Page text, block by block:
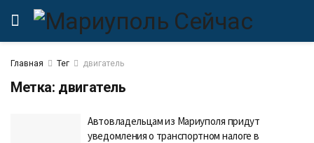
Главная Тег двигатель
Метка: двигатель
Автовладельцам из Мариуполя придут
уведомления о транспортном налоге в